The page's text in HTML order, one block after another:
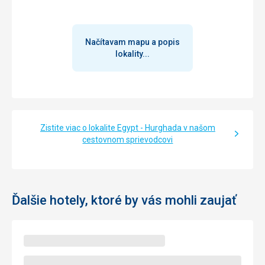
Načítavam mapu a popis
lokality...
Zistite viac o lokalite Egypt - Hurghada v našom
cestovnom sprievodcovi
Ďalšie hotely, ktoré by vás mohli zaujať